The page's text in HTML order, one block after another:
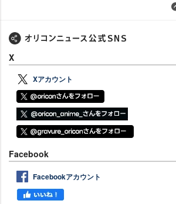
X
Xアカウント
Facebook
Facebookアカウント